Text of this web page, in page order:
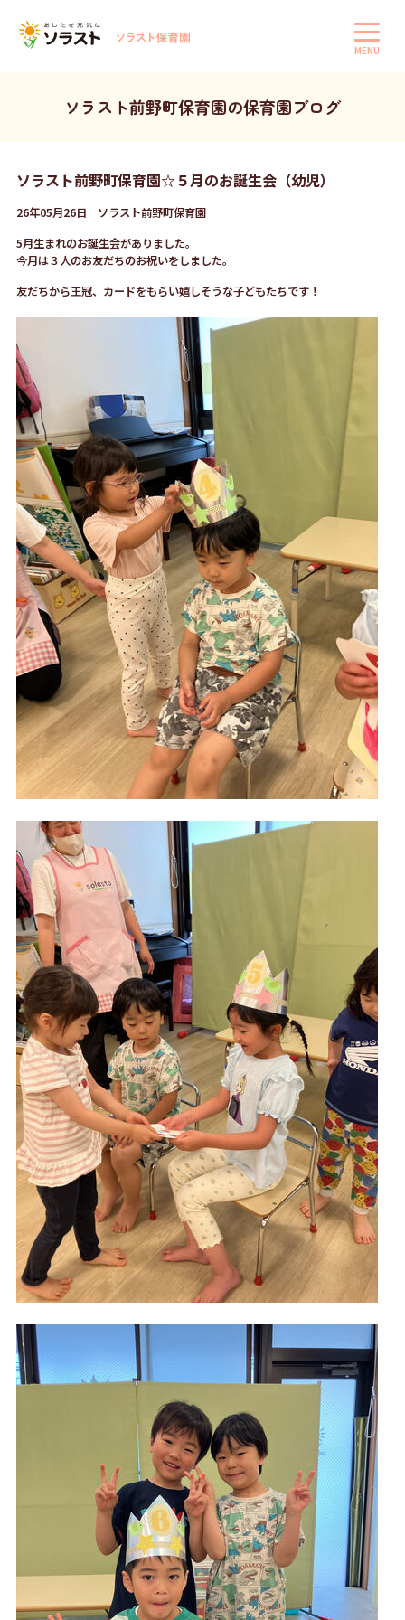
MENU
ソラスト前野町保育園の保育園ブログ
ソラスト前野町保育園☆５月のお誕生会（幼児）
26年05月26日 ソラスト前野町保育園
5月生まれのお誕生会がありました。
今月は３人のお友だちのお祝いをしました。
友だちから王冠、カードをもらい嬉しそうな子どもたちです！